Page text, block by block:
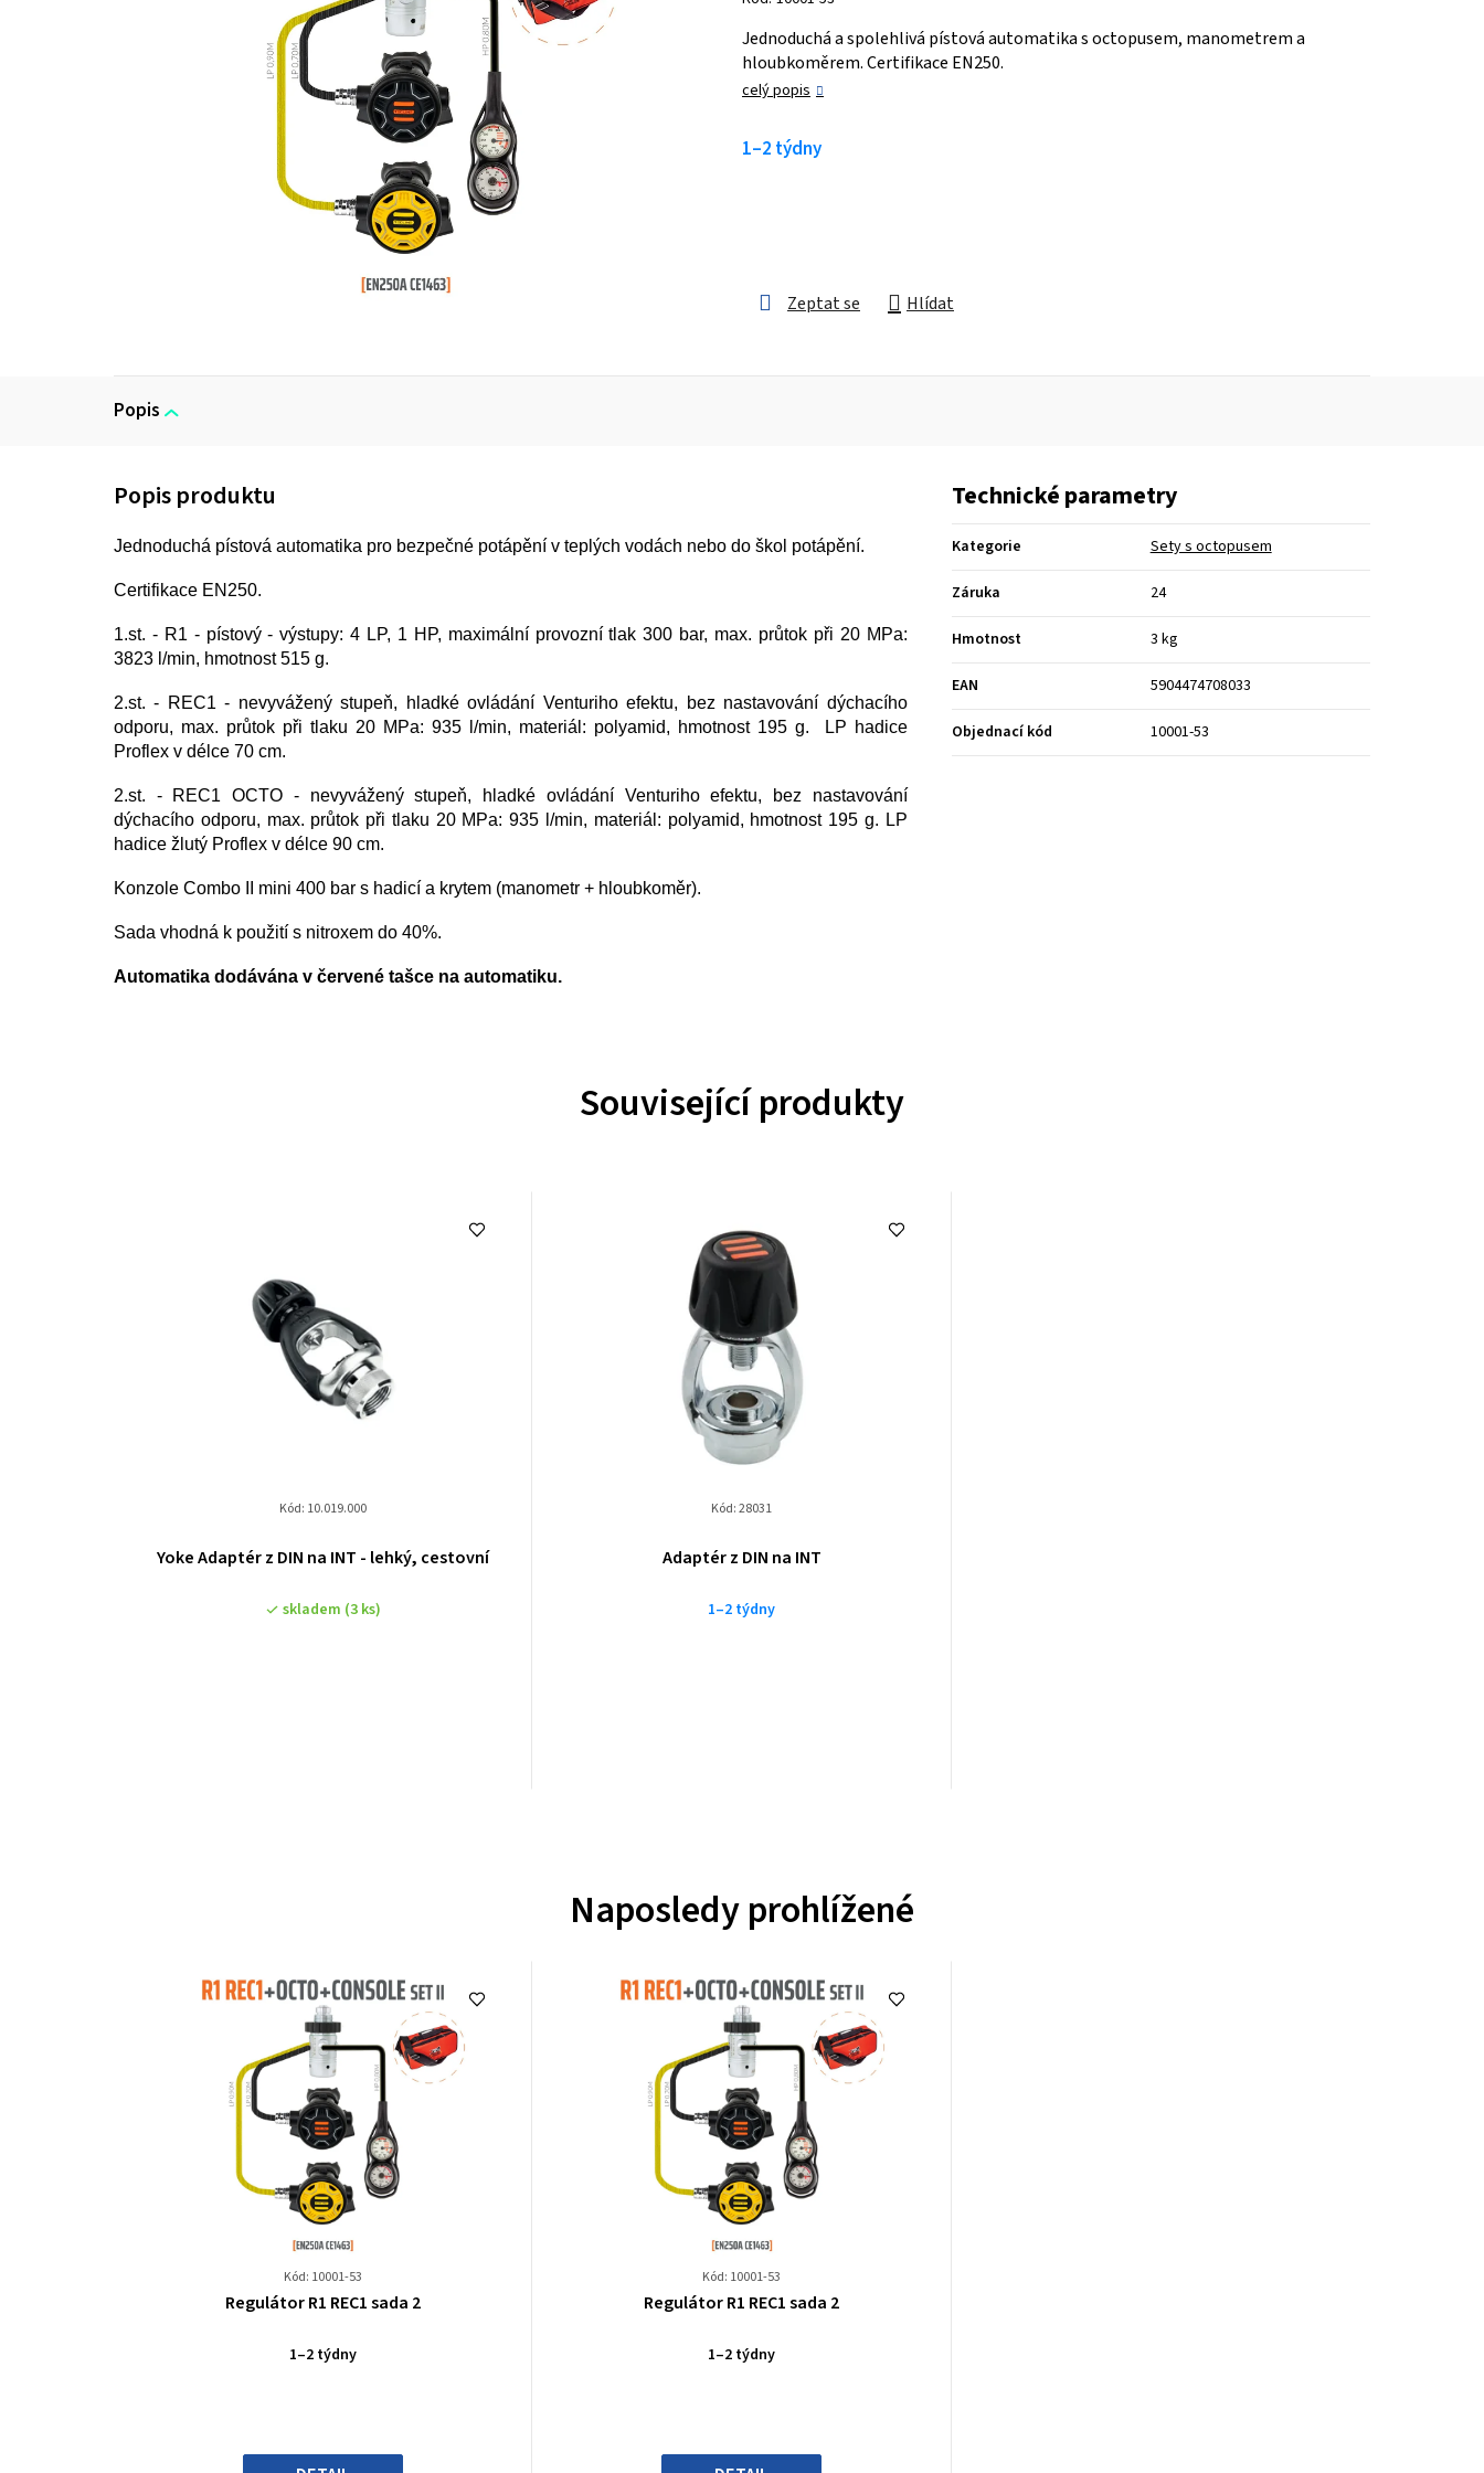
0,0
z 5
hvězdiček.
Jednoduchá a spolehlivá pístová automatika s octopusem, manometrem a
hloubkoměrem. Certifikace EN250.
celý popis
1–2 týdny
Zeptat se Hlídat
Popis
Jednoduchá pístová automatika pro bezpečné potápění v teplých vodách nebo do škol potápění.
Certifikace EN250.
1.st. - R1 - pístový - výstupy: 4 LP, 1 HP, maximální provozní tlak 300 bar, max. průtok při 20 MPa:
3823 l/min, hmotnost 515 g.
2.st. - REC1 - nevyvážený stupeň, hladké ovládání Venturiho efektu,
bez nastavování dýchacího
odporu, max. průtok při tlaku 20 MPa: 935 l/min, materiál: polyamid, hmotnost 195 g. LP hadice
Proflex v délce 70 cm.
2.st. - REC1 OCTO - nevyvážený stupeň, hladké ovládání Venturiho efektu,
bez nastavování
dýchacího odporu, max. průtok při tlaku 20 MPa: 935 l/min, materiál: polyamid, hmotnost 195 g. LP
hadice žlutý Proflex v délce 90 cm.
Konzole Combo II mini 400 bar s hadicí a krytem (manometr + hloubkoměr).
Sada vhodná k použití s nitroxem do 40%.
Automatika dodávána v červené tašce na automatiku.
Technické parametry
Kategorie Sety s octopusem
Záruka 24
Hmotnost 3 kg
EAN 5904474708033
Objednací kód 10001-53
Související produkty
Yoke Adaptér z DIN na INT - lehký, cestovní
skladem (3 ks)
Kód: 10.019.000
Adaptér z DIN na INT
1–2 týdny
Kód:28031
Naposledy prohlížené
Kód: 10001-53
Průměrné
produktu
Regulátor R1 REC1 sada 2
1–2 týdny
Kód: 10001-53
Průměrné
produktu
Regulátor R1 REC1 sada 2
1–2 týdny